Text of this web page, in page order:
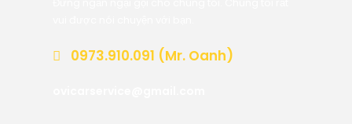
0973.910.091 (Mr. Oanh)